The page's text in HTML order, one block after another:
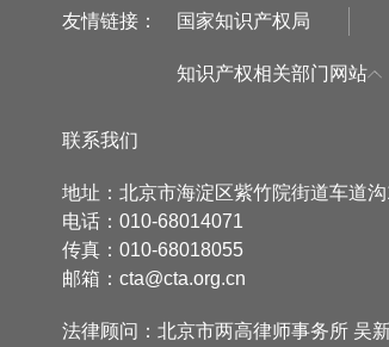
友情链接： 国家知识产权局
知识产权相关部门网站
联系我们
地址：北京市海淀区紫竹院街道车道
电话：010-68014071
传真：010-68018055
邮箱：cta@cta.org.cn
法律顾问：北京市两高律师事务所 吴